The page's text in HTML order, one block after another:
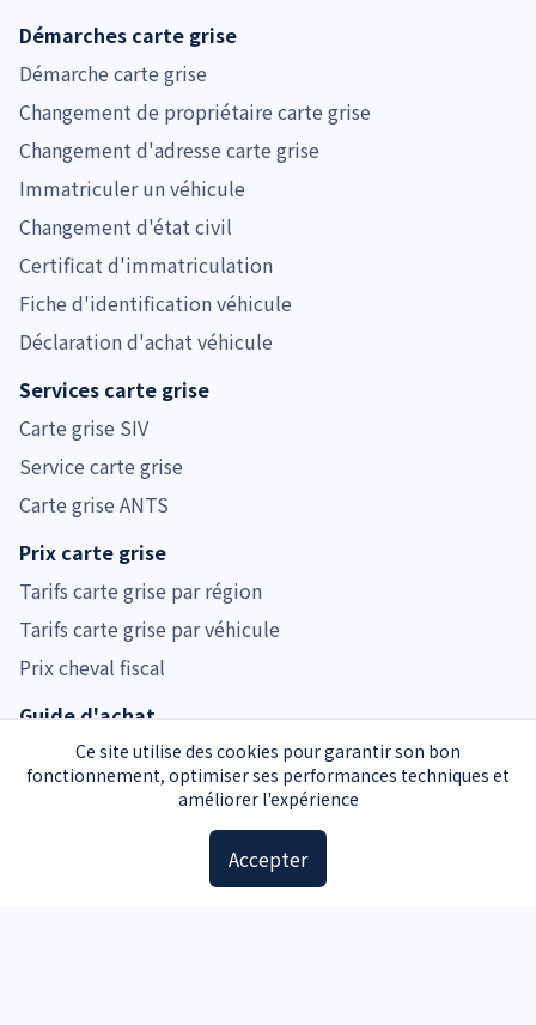
Ce site utilise des cookies pour garantir son bon
fonctionnement, optimiser ses performances techniques et
améliorer l'expérience
Accepter
Démarches carte grise
Démarche carte grise
Changement de propriétaire carte grise
Changement d'adresse carte grise
Immatriculer un véhicule
Changement d'état civil
Certificat d'immatriculation
Fiche d'identification véhicule
Déclaration d'achat véhicule
Services carte grise
Carte grise SIV
Service carte grise
Carte grise ANTS
Prix carte grise
Tarifs carte grise par région
Tarifs carte grise par véhicule
Prix cheval fiscal
Guide d'achat
Guide voiture d'occasion
Guide moto d'occasion
Guide voiture d'occasion